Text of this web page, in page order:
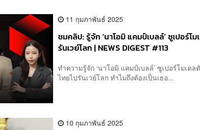
11 กุมภาพันธ์ 2025
ชมคลิป: รู้จัก ‘นาโอมิ แคมป์เบลล์’ ซูเปอร์โ
รันเวย์โลก | NEWS DIGEST #113
ทำความรู้จัก ‘นาโอมิ แคมป์เบลล์’ ซูเปอร์โมเด
ไทยไปรันเวย์โลก ทำไมถึงต้องเป็นเธอ...
10 กุมภาพันธ์ 2025